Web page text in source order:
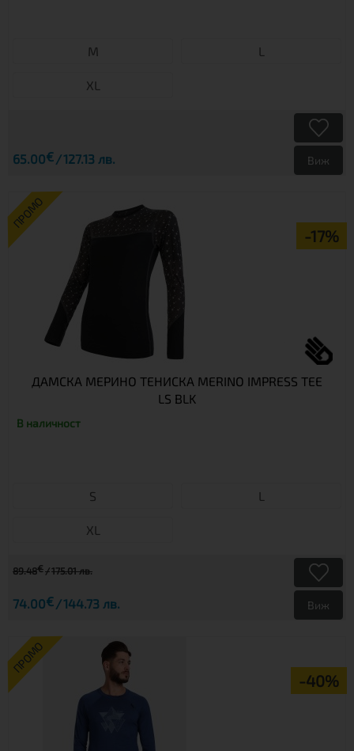
М L
XL
65.00€ 127.13 лв. Виж
ПРОМО
-17%
ДАМСКА МЕРИНО ТЕНИСКА MERINO IMPRESS TEE
LS BLK
В наличност
S L
XL
89.48€ 175.01 лв.
74.00€ 144.73 лв. Виж
ПРОМО
-40%